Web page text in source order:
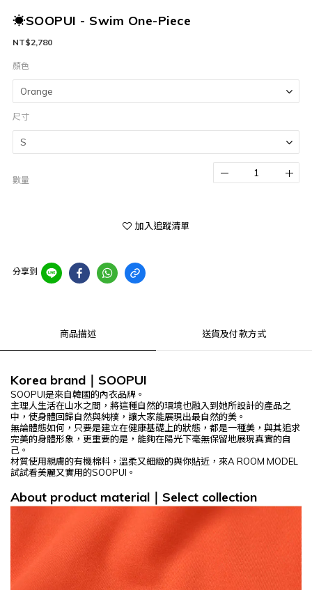
☀SOOPUI - Swim One-Piece
NT$2,780
顏色
尺寸
數量
加入追蹤清單
分享到
商品描述 送貨及付款方式
Korea brand SOOPUI
SOOPUI是來自韓國的內衣品牌。
主理人生活在山水之間，將這種自然的環境也融入到她所設計的產品之
中，使身體回歸自然與純樸，讓大家能展現出最自然的美。
無論體態如何，只要是建立在健康基礎上的狀態，都是一種美，與其追求
完美的身體形象，更重要的是，能夠在陽光下毫無保留地展現真實的自
己。
材質使用親膚的有機棉料，溫柔又細緻的與你貼近，來A ROOM MODEL
試試看美麗又實用的SOOPUI。
About product material Select collection